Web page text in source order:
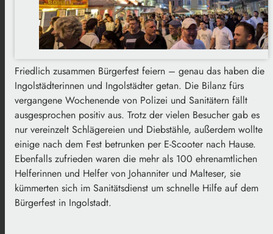
Friedlich zusammen Bürgerfest feiern – genau das haben die
Ingolstädterinnen und Ingolstädter getan. Die Bilanz fürs
vergangene Wochenende von Polizei und Sanitätern fällt
ausgesprochen positiv aus. Trotz der vielen Besucher gab es
nur vereinzelt Schlägereien und Diebstähle, außerdem wollte
einige nach dem Fest betrunken per E-Scooter nach Hause.
Ebenfalls zufrieden waren die mehr als 100 ehrenamtlichen
Helferinnen und Helfer von Johanniter und Malteser, sie
kümmerten sich im Sanitätsdienst um schnelle Hilfe auf dem
Bürgerfest in Ingolstadt.